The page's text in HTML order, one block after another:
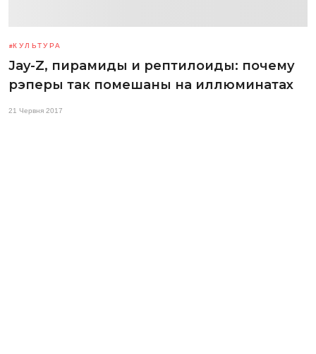
КУЛЬТУРА
Jay-Z, пирамиды и рептилоиды: почему
рэперы так помешаны на иллюминатах
21 Червня 2017